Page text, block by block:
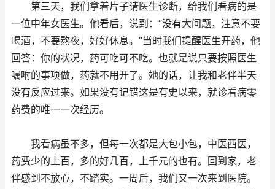
第三天，我们拿着片子请医生诊断，给我们看病的是
一位中年女医生。他看后，说到：“没有大问题，注意不要
喝酒，不要熬夜，好好休息。”当时我们提醒医生开药，他
回答：你的状况，药可吃可不吃。也就是说只要按照医生
嘱咐的事项做，药就不用开了。她的话，让我和老伴半天
没有反应过来。如果没有记错这是有史以来，就诊看病零
药费的唯一一次经历。
我看病虽不多，但每一次都是大包小包，中医西医，
药费少的上百，多的好几百，上千元的也有。回到家，老
伴感到不放心，不踏实。一周后，我们又一次来到医院。